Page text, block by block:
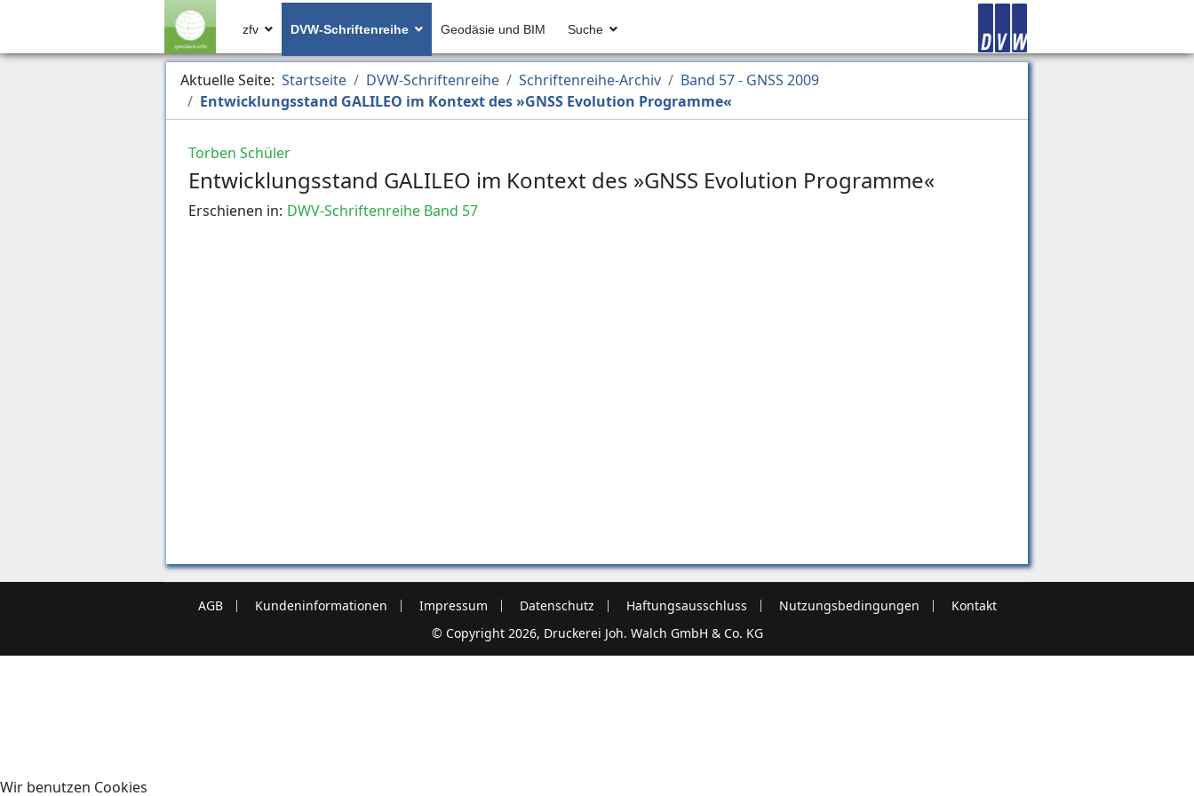
zfv DVW-Schriftenreihe Geodäsie und BIM Suche
Aktuelle Seite: Startseite DVW-Schriftenreihe Schriftenreihe-Archiv
Band 57 - GNSS 2009
Entwicklungsstand GALILEO im Kontext des »GNSS Evolution Programme«
Torben Schüler
Entwicklungsstand GALILEO im Kontext des »GNSS Evolution Programme«
Erschienen in: DWV-Schriftenreihe Band 57
AGB Kundeninformationen Impressum Datenschutz Haftungsausschluss Nutzungsbedingungen
Kontakt
© Copyright 2026, Druckerei Joh. Walch GmbH & Co. KG
Wir benutzen Cookies